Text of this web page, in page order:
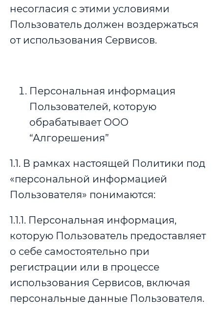
несогласия с этими условиями
Пользователь должен воздержаться
от использования Сервисов.
Персональная информация
Пользователей, которую
обрабатывает ООО
“Алгорешения”
1.1. В рамках настоящей Политики под
«персональной информацией
Пользователя» понимаются:
1.1.1. Персональная информация,
которую Пользователь предоставляет
о себе самостоятельно при
регистрации или в процессе
использования Сервисов, включая
персональные данные Пользователя.